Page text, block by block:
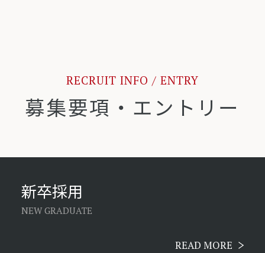
RECRUIT INFO / ENTRY
募集要項・エントリー
新卒採用
NEW GRADUATE
READ MORE